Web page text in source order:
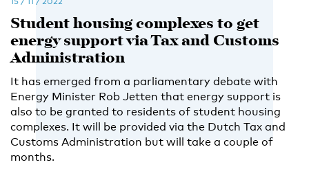
Student housing complexes to get
energy support via Tax and Customs
Administration
It has emerged from a parliamentary debate with
Energy Minister Rob Jetten that energy support is
also to be granted to residents of student housing
complexes. It will be provided via the Dutch Tax and
Customs Administration but will take a couple of
months.